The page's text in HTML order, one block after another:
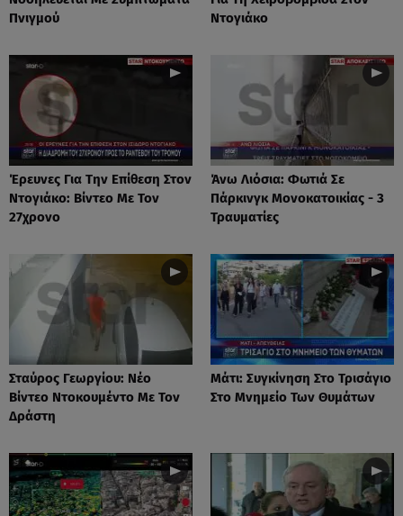
Πνιγμού
Ντογιάκο
Έρευνες Για Την Επίθεση Στον
Ντογιάκο: Βίντεο Με Τον
27χρονο
Άνω Λιόσια: Φωτιά Σε
Πάρκινγκ Μονοκατοικίας - 3
Τραυματίες
Σταύρος Γεωργίου: Νέο
Βίντεο Ντοκουμέντο Με Τον
Δράστη
Μάτι: Συγκίνηση Στο Τρισάγιο
Στο Μνημείο Των Θυμάτων